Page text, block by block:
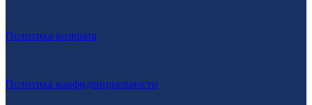
Политика возврата
Политика конфиденциальности